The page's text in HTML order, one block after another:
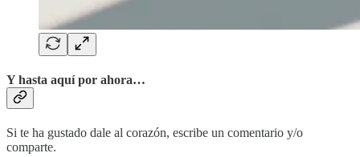
Y hasta aquí por ahora…
Si te ha gustado dale al corazón, escribe un comentario y/o
comparte.